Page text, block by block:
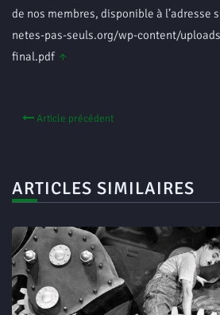
de nos membres, disponible à
netes-pas-seuls.org/wp-content/
final.pdf ↑
Article précédent
ARTICLES SIMILAIRES